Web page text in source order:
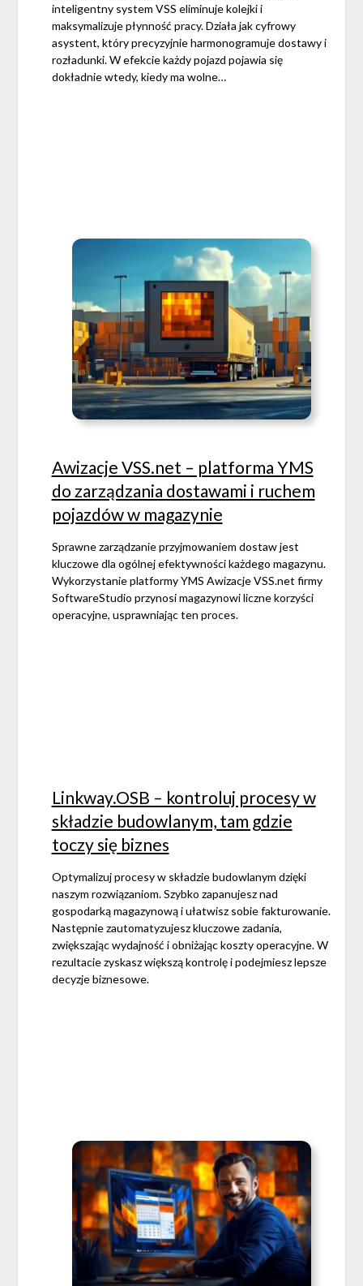
inteligentny system VSS eliminuje kolejki i
maksymalizuje płynność pracy. Działa jak cyfrowy
asystent, który precyzyjnie harmonogramuje dostawy i
rozładunki. W efekcie każdy pojazd pojawia się
dokładnie wtedy, kiedy ma wolne…
Awizacje VSS.net – platforma YMS
do zarządzania dostawami i ruchem
pojazdów w magazynie
Sprawne zarządzanie przyjmowaniem dostaw jest
kluczowe dla ogólnej efektywności każdego magazynu.
Wykorzystanie platformy YMS Awizacje VSS.net firmy
SoftwareStudio przynosi magazynowi liczne korzyści
operacyjne, usprawniając ten proces.
Linkway.OSB – kontroluj procesy w
składzie budowlanym, tam gdzie
toczy się biznes
Optymalizuj procesy w składzie budowlanym dzięki
naszym rozwiązaniom. Szybko zapanujesz nad
gospodarką magazynową i ułatwisz sobie fakturowanie.
Następnie zautomatyzujesz kluczowe zadania,
zwiększając wydajność i obniżając koszty operacyjne. W
rezultacie zyskasz większą kontrolę i podejmiesz lepsze
decyzje biznesowe.